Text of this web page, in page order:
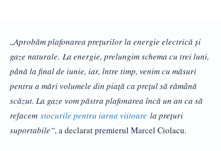
„Aprobăm plafonarea prețurilor la energie electrică și
gaze naturale. La energie, prelungim schema cu trei luni,
până la final de iunie, iar, între timp, venim cu măsuri
pentru a mări volumele din piață ca prețul să rămână
scăzut. La gaze vom păstra plafonarea încă un an ca să
refacem stocurile pentru iarna viitoare la prețuri
suportabile”, a declarat premierul Marcel Ciolacu.